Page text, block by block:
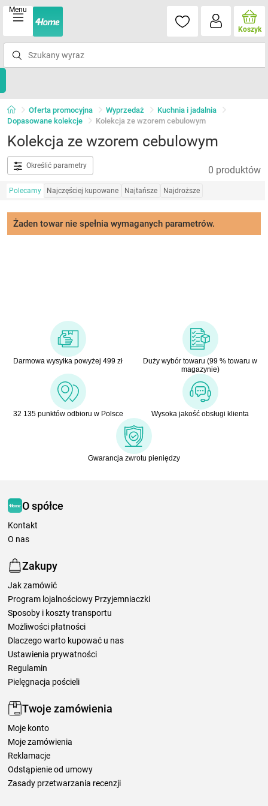
Menu
Koszyk
Oferta promocyjna Wyprzedaż
Kuchnia i jadalnia
Dopasowane kolekcje
Kolekcja ze wzorem cebulowym
Kolekcja ze wzorem cebulowym
Określić parametry 0 produktów
Polecamy Najczęściej kupowane Najtańsze Najdroższe
Żaden towar nie spełnia wymaganych parametrów.
Darmowa wysyłka powyżej 499 zł
Duży wybór towaru (99 % towaru w
magazynie)
32 135 punktów odbioru w Polsce Wysoka jakość obsługi klienta
Gwarancja zwrotu pieniędzy
O spółce
Kontakt
O nas
Zakupy
Jak zamówić
Program lojalnościowy Przyjemniaczki
Sposoby i koszty transportu
Możliwości płatności
Dlaczego warto kupować u nas
Ustawienia prywatności
Regulamin
Pielęgnacja pościeli
Twoje zamówienia
Moje konto
Moje zamówienia
Reklamacje
Odstąpienie od umowy
Zasady przetwarzania recenzji